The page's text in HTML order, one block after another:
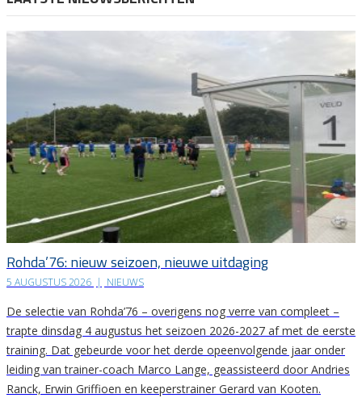
Rohda’76: nieuw seizoen, nieuwe uitdaging
5 AUGUSTUS 2026 | NIEUWS
De selectie van Rohda’76 – overigens nog verre van compleet –
trapte dinsdag 4 augustus het seizoen 2026-2027 af met de eerste
training. Dat gebeurde voor het derde opeenvolgende jaar onder
leiding van trainer-coach Marco Lange, geassisteerd door Andries
Ranck, Erwin Griffioen en keeperstrainer Gerard van Kooten.